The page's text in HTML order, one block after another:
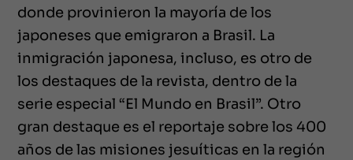
donde provinieron la mayoría de los
japoneses que emigraron a Brasil. La
inmigración japonesa, incluso, es otro de
los destaques de la revista, dentro de la
serie especial “El Mundo en Brasil”. Otro
gran destaque es el reportaje sobre los 400
años de las misiones jesuíticas en la región